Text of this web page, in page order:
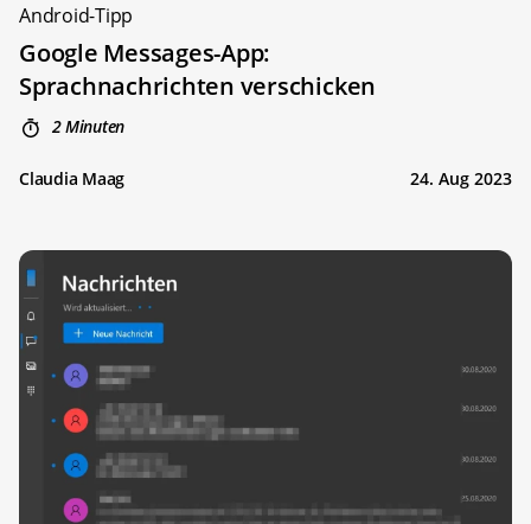
Android-Tipp
Google Messages-App:
Sprachnachrichten verschicken
2 Minuten
Claudia Maag 24. Aug 2023